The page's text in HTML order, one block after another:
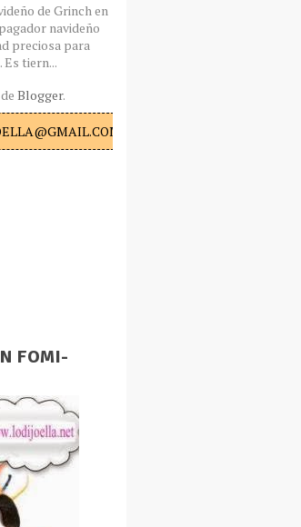
de Grinch en
navideño
preciosa para
Es tiern...
Blogger.
FOMI-